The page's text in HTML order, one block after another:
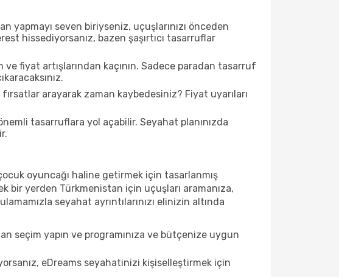
yapmayı seven biriyseniz, uçuşlarınızı önceden
hissediyorsanız, bazen şaşırtıcı tasarruflar
fiyat artışlarından kaçının. Sadece paradan tasarruf
arayarak zaman kaybedesiniz? Fiyat uyarıları
tasarruflara yol açabilir. Seyahat planınızda
oyuncağı haline getirmek için tasarlanmış
bir yerden Türkmenistan için uçuşları aramanıza,
seyahat ayrıntılarınızı elinizin altında
seçim yapın ve programınıza ve bütçenize uygun
eDreams seyahatinizi kişiselleştirmek için